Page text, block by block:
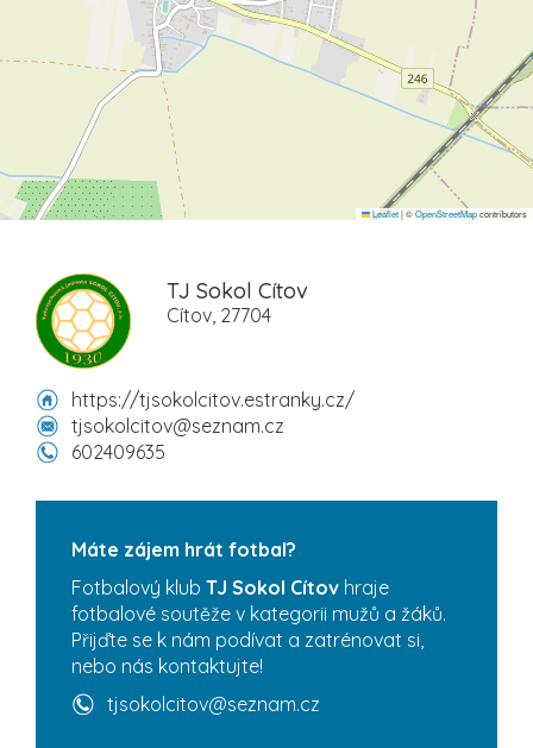
Leaflet|©OpenStreetMapcontributors
TJ Sokol Cítov
Cítov, 27704
https://tjsokolcitov.estranky.cz/
tjsokolcitov@seznam.cz
602409635
Máte zájem hrát fotbal?
Fotbalový klub TJ Sokol Cítov hraje
fotbalové soutěže v kategorii mužů a žáků.
Přijďte se k nám podívat a zatrénovat si,
nebo nás kontaktujte!
tjsokolcitov@seznam.cz